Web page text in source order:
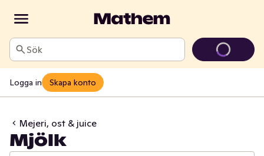
Sök
Logga in Skapa konto
Mejeri, ost & juice
Mjölk